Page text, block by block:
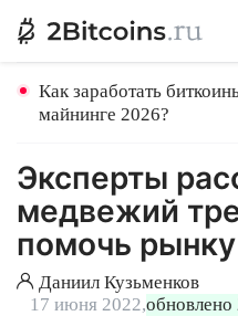
Как заработать
майнинге 2026?
Эксперты
медвежий
помочь
Даниил Кузьменков
17 июня 2022,